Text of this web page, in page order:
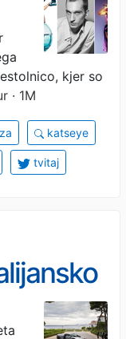
kjer so
· 1M
katseye
tvitaj
ceno